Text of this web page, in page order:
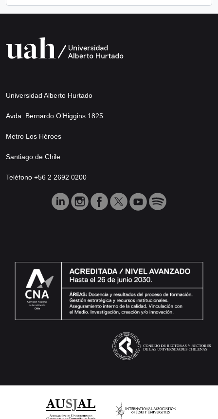
Universidad Alberto Hurtado
Avda. Bernardo O’Higgins 1825
Metro Los Héroes
Santiago de Chile
Teléfono +56 2 2692 0200